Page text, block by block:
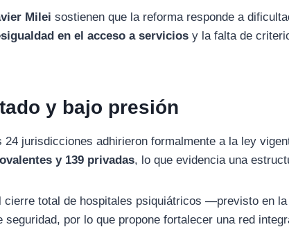
Milei sostienen que la reforma responde a
en el acceso a servicios y la falta de
y bajo presión
jurisdicciones adhirieron formalmente a la ley
y 139 privadas, lo que evidencia una
cierre total de hospitales psiquiátricos —previsto en
por lo que propone fortalecer una red